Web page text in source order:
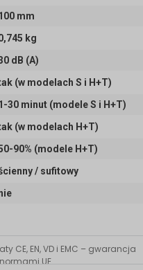
mm
kg
dB (A)
(w modelach S i H+T)
30 minut (modele S i H+T)
(w modelach H+T)
90% (modele H+T)
/ sufitowy
CE, EN, VD i EMC – gwarancja
UE.